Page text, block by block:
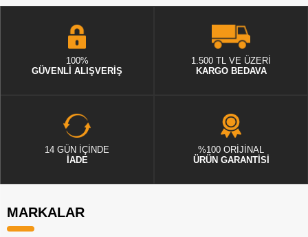
100%
GÜVENLİ ALIŞVERİŞ
1.500 TL VE ÜZERİ
KARGO BEDAVA
14 GÜN İÇİNDE
İADE
%100 ORİJİNAL
ÜRÜN GARANTİSİ
MARKALAR